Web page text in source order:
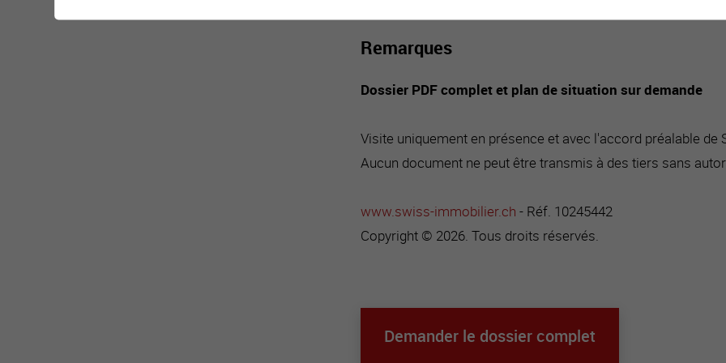
Remarques
Dossier PDF complet et plan de situation sur demande
Visite uniquement en présence et avec l'accord préalable
Aucun document ne peut être transmis à des tiers sans
www.swiss-immobilier.ch - Réf. 10245442
Copyright © 2026. Tous droits réservés.
Demander le dossier complet